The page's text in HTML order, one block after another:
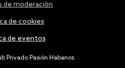
Privado Pasión Habanos.
de moderación
de cookies
de eventos